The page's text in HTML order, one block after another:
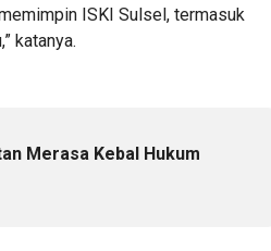
ISKI Sulsel, termasuk
katanya.
Merasa Kebal Hukum